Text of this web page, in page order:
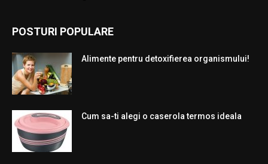
POSTURI POPULARE
Alimente pentru detoxifierea organismului!
Cum sa-ti alegi o caserola termos ideala